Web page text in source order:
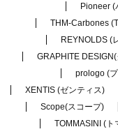
Pioneer (
THM-Carbones
REYNOLDS (
GRAPHITE
prologo (
XENTIS (ゼンティス)
Scope(スコープ)
TOMMASINI (ト